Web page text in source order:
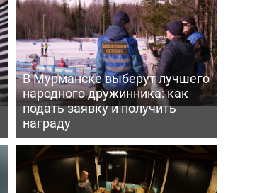
В Мурманске выберут лучшего
народного дружинника: как
подать заявку и получить
награду